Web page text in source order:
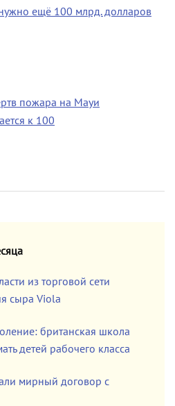
ещё 100 млрд. долларов
пожара на Мауи
к 100
из торговой сети
сыра Viola
британская школа
детей рабочего класса
мирный договор с